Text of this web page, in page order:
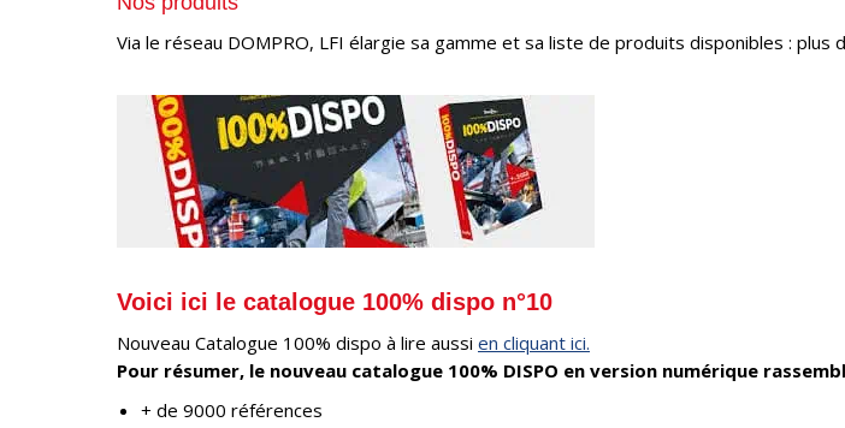
Via le réseau DOMPRO, LFI élargie sa gamme et sa liste de produits disponibles :
Voici ici le catalogue 100% dispo n°10
Nouveau Catalogue 100% dispo à lire aussi en cliquant ici.
Pour résumer, le nouveau catalogue 100% DISPO en version numérique
+ de 9000 références